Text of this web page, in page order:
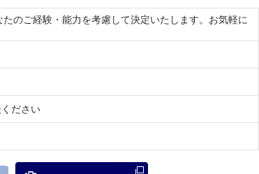
のご経験・能力を考慮して決定いたします。お気軽に
ださい